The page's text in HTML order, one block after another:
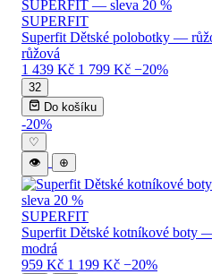
SUPERFIT
Superfit Dětské polobotky —
růžová
1 439 Kč 1 799 Kč −20%
32
Do košíku
-20%
♡
👁
⊕
SUPERFIT
Superfit Dětské kotníkové boty
modrá
959 Kč 1 199 Kč −20%